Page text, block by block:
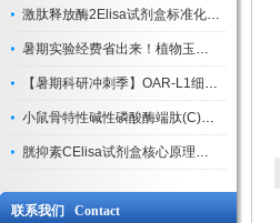
激肽释放酶2Elisa试剂盒标准化实验操作与质控体系解析
暑期实验经费省出来！植物玉米索核苷（ZR ）elisa酶联免疫试剂盒
【暑期科研冲刺季】OAR-L1细胞专用培养基特惠，助力实验高效突破
小鼠骨特性碱性磷酸酶端肽(C)elisa试剂盒大促，骨科研人速囤
胱抑素CElisa试剂盒核心原理、产品特性与全流程操作规范详解
联系我们 Contact